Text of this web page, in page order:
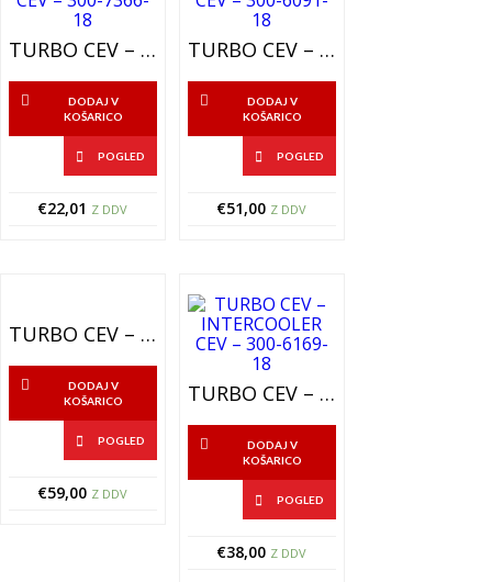
TURBO CEV – INTERCOOLER CEV – 300-7366-18
DODAJ V
KOŠARICO
POGLED
€22,01 Z DDV
TURBO CEV – INTERCOOLER CEV – 300-6091-18
DODAJ V
KOŠARICO
POGLED
€51,00 Z DDV
TURBO CEV – INTERCOOLER CEV – 300-44259-20
DODAJ V
KOŠARICO
POGLED
€59,00 Z DDV
TURBO CEV – INTERCOOLER CEV – 300-6169-18
DODAJ V
KOŠARICO
POGLED
€38,00 Z DDV